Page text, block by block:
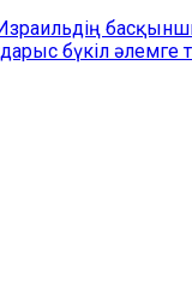
бүкіл әлемге